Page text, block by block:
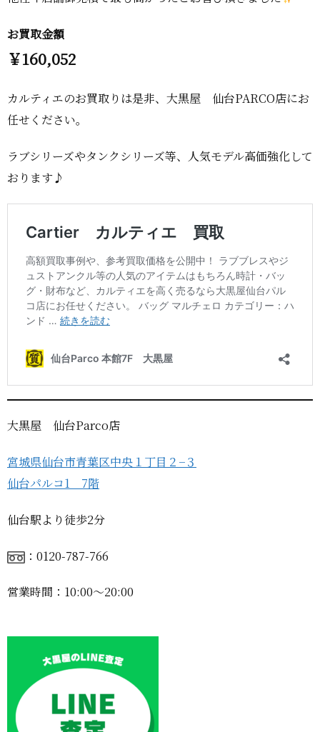
お買取金額
￥160,052
カルティエのお買取りは是非、大黒屋 仙台PARCO店にお
任せください。
ラブシリーズやタンクシリーズ等、人気モデル高価強化して
おります♪
大黒屋 仙台Parco店
宮城県仙台市青葉区中央１丁目２−３
仙台パルコ1 7階
仙台駅より徒歩2分
：0120-787-766
営業時間：10:00〜20:00